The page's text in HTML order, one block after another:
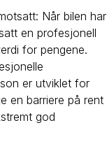
Når bilen har
en profesjonell
for pengene.
er utviklet for
en barriere på rent
god